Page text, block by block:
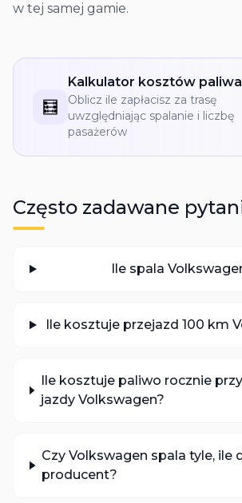
w tej samej gamie.
🧮
Kalkulator kosztów paliwa
Oblicz ile zapłacisz za trasę
uwzględniając spalanie i liczbę
pasażerów
Często zadawane
Ile spala
Ile kosztuje przejazd 100 km
Ile kosztuje paliwo rocznie
jazdy Volkswagen?
Czy Volkswagen spala tyle, ile
producent?